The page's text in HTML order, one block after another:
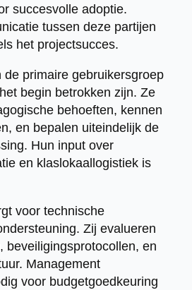
succesvolle adoptie.
tussen deze partijen
het projectsucces.
de primaire gebruikersgroep
begin betrokken zijn. Ze
behoeften, kennen
en bepalen uiteindelijk de
Hun input over
en klaslokaallogistiek is
voor technische
Zij evalueren
beveiligingsprotocollen, en
Management
voor budgetgoedkeuring